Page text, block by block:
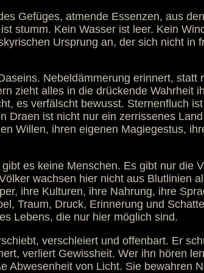
Gefüges, atmende Essenzen, aus
stumm. Kein Wasser ist leer. Kein
Ursprung an, der sich nicht in
Nebeldämmerung erinnert, statt
zieht alles in die drückende Wahrheit
es verfälscht bewusst. Sternenfluch
Draen ist nicht nur ein zerrissenes
Willen, ihren eigenen Magiegestus,
es keine Menschen. Es gibt nur die
wachsen hier nicht aus Blutlinien
ihre Kulturen, ihre Nahrung, ihre
Traum, Druck, Erinnerung und
Lebens, die nur hier möglich sind.
verschleiert und offenbart. Er
verliert Gewissheit. Wer ihn hören
Abwesenheit von Licht. Sie bewahren